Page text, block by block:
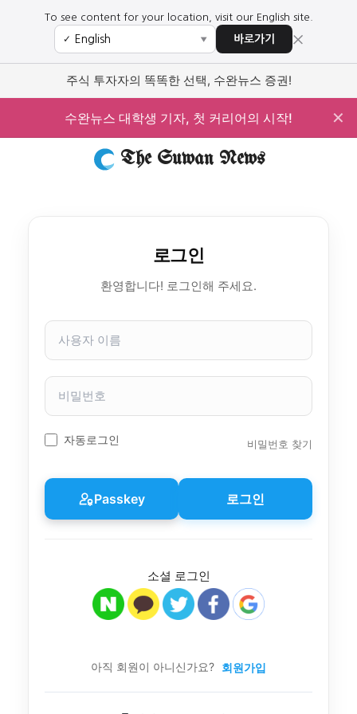
To see content for your location, visit our English site.
✓ ▼ 바로가기 ×
주식 투자자의 똑똑한 선택, 수완뉴스 증권!
수완뉴스 대학생 기자, 첫 커리어의 시작! ✕
The Suwan News
로그인
환영합니다! 로그인해 주세요.
사
자
이
비
번
호
자동로그인 비밀번호 찾기
Passkey 로그인
소셜 로그인
아직 회원이 아니신가요? 회원가입